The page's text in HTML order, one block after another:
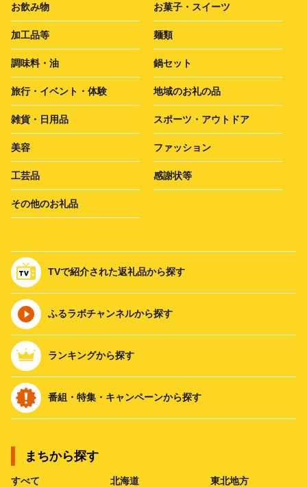
お飲み物 お菓子・スイーツ
加工品等 麺類
調味料・油 鍋セット
旅行・イベント・体験 地域のお礼の品
雑貨・日用品 スポーツ・アウトドア
美容 ファッション
工芸品 感謝状等
その他のお礼品
TVで紹介された返礼品から探す
ふるラボチャンネルから探す
ランキングから探す
番組・特集・キャンペーンから探す
まちから探す
すべて 北海道 東北地方